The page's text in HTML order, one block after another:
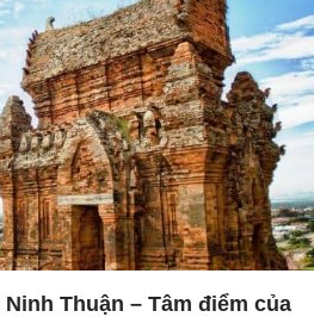
Thuận – Tâm điểm của